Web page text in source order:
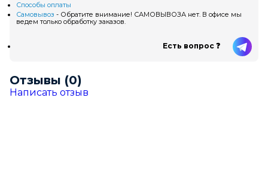
Способы оплаты
Самовывоз - Обратите внимание! САМОВЫВОЗА нет. В офисе мы
ведем только обработку заказов.
Есть вопрос ❓
Отзывы (0)
Написать отзыв